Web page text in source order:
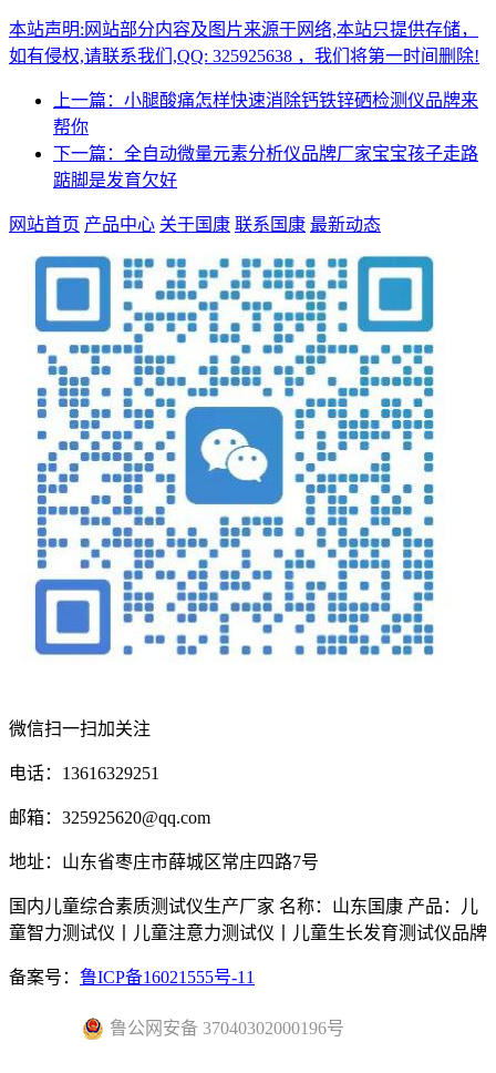
本站声明:网站部分内容及图片来源于网络,本站只提供存储，
如有侵权,请联系我们,QQ: 325925638 ，我们将第一时间删除!
上一篇：小腿酸痛怎样快速消除钙铁锌硒检测仪品牌来
帮你
下一篇：全自动微量元素分析仪品牌厂家宝宝孩子走路
踮脚是发育欠好
网站首页 产品中心 关于国康 联系国康 最新动态
微信扫一扫加关注
电话：13616329251
邮箱：325925620@qq.com
地址：山东省枣庄市薛城区常庄四路7号
国内儿童综合素质测试仪生产厂家 名称：山东国康 产品：儿
童智力测试仪丨儿童注意力测试仪丨儿童生长发育测试仪品牌
备案号： 鲁ICP备16021555号-11
鲁公网安备 37040302000196号